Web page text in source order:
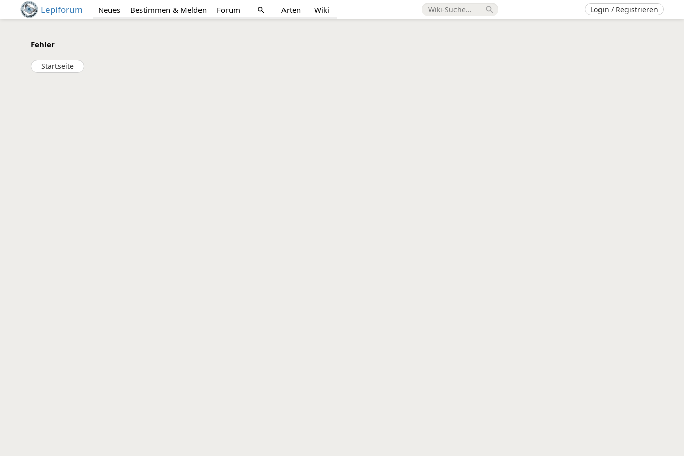
Lepiforum Neues Bestimmen & Melden Forum search Arten Wiki search Login / Registrieren
Fehler
Startseite